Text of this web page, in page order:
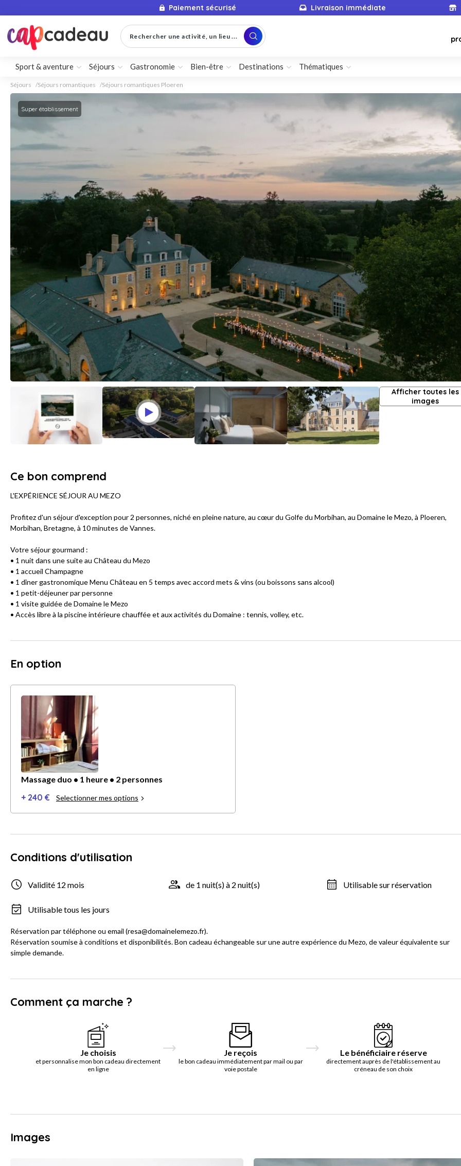
Paiement sécurisé Livraison immédiate
Rechercher une activité, un lieu ...
Sport & aventure Séjours Gastronomie Bien-être Destinations Thématiques
Séjours Séjours romantiques Séjours romantiques Ploeren
Super établissement
Afficher toutes les
images
Ce bon comprend
L'EXPÉRIENCE SÉJOUR AU MEZO
Profitez d'un séjour d'exception pour 2 personnes, niché en pleine nature, au cœur du Golfe du Morbihan, au Domaine le Mezo, à Ploeren,
Morbihan, Bretagne, à 10 minutes de Vannes.
Votre séjour gourmand :
• 1 nuit dans une suite au Château du Mezo
• 1 accueil Champagne
• 1 dîner gastronomique Menu Château en 5 temps avec accord mets & vins (ou boissons sans alcool)
• 1 petit-déjeuner par personne
• 1 visite guidée de Domaine le Mezo
• Accès libre à la piscine intérieure chauffée et aux activités du Domaine : tennis, volley, etc.
En option
Massage duo • 1 heure • 2 personnes
+ 240 € Selectionner mes options
Conditions d'utilisation
Validité 12 mois de 1 nuit(s) à 2 nuit(s) Utilisable sur réservation
Utilisable tous les jours
Réservation par téléphone ou email (resa@domainelemezo.fr).
Réservation soumise à conditions et disponibilités. Bon cadeau échangeable sur une autre expérience du Mezo, de valeur équivalente sur
simple demande.
Comment ça marche ?
Je choisis
et personnalise mon bon cadeau directement
en ligne
Je reçois
le bon cadeau immédiatement par mail ou par
voie postale
Le bénéficiaire réserve
directement auprès de l'établissement au
créneau de son choix
Images